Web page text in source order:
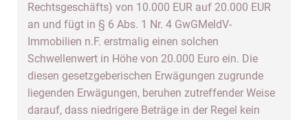
Rechtsgeschäfts) von 10.000 EUR auf 20.000 EUR
an und fügt in § 6 Abs. 1 Nr. 4 GwGMeldV-
Immobilien n.F. erstmalig einen solchen
Schwellenwert in Höhe von 20.000 Euro ein. Die
diesen gesetzgeberischen Erwägungen zugrunde
liegenden Erwägungen, beruhen zutreffender Weise
darauf, dass niedrigere Beträge in der Regel kein